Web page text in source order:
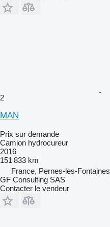
2
MAN
Prix sur demande
Camion hydrocureur
2016
151 833 km
France, Pernes-les-Fontaines
GF Consulting SAS
Contacter le vendeur